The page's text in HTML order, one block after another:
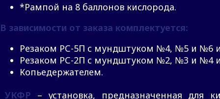
*Рампой на 8 баллонов кислорода.
В зависимости от заказа комплектуется:
Резаком РС-5П с мундштуком №4, №5 и №6
Резаком РС-2П с мундштуком №2, №3 и №4
Копьедержателем.
УКФР – установка, предназначенная для